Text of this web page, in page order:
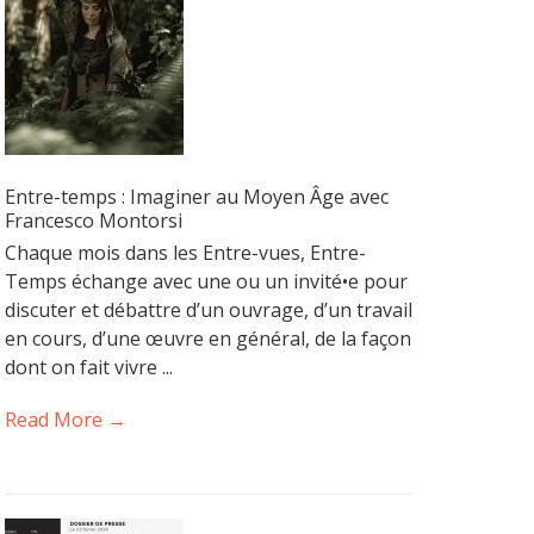
Entre-temps : Imaginer au Moyen Âge avec
Francesco Montorsi
Chaque mois dans les Entre-vues, Entre-
Temps échange avec une ou un invité•e pour
discuter et débattre d’un ouvrage, d’un travail
en cours, d’une œuvre en général, de la façon
dont on fait vivre ...
Read More →